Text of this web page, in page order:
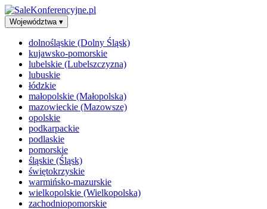
Województwa ▾
dolnośląskie (Dolny Śląsk)
kujawsko-pomorskie
lubelskie (Lubelszczyzna)
lubuskie
łódzkie
małopolskie (Małopolska)
mazowieckie (Mazowsze)
opolskie
podkarpackie
podlaskie
pomorskie
śląskie (Śląsk)
świętokrzyskie
warmińsko-mazurskie
wielkopolskie (Wielkopolska)
zachodniopomorskie